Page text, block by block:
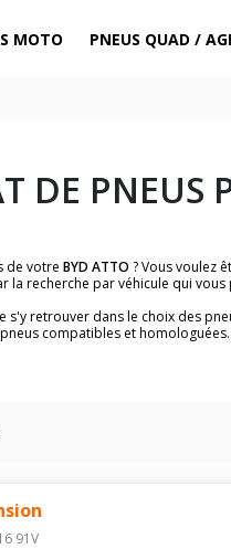
MOTO PNEUS QUAD /
DE PNEUS
de votre BYD ATTO ? Vous voulez
la recherche par véhicule qui
s'y retrouver dans le choix des
compatibles et homologuées.
collée à l'intérieur de la portière
le modèle de votre véhicule ci-
91V